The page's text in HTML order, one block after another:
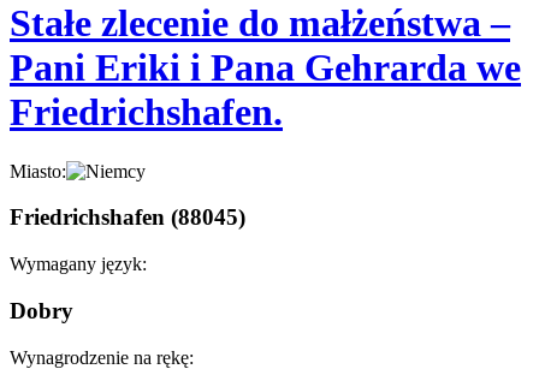
Stałe zlecenie do małżeństwa –
Pani Eriki i Pana Gehrarda we
Friedrichshafen.
Miasto:
Friedrichshafen (88045)
Wymagany język:
Dobry
Wynagrodzenie na rękę: